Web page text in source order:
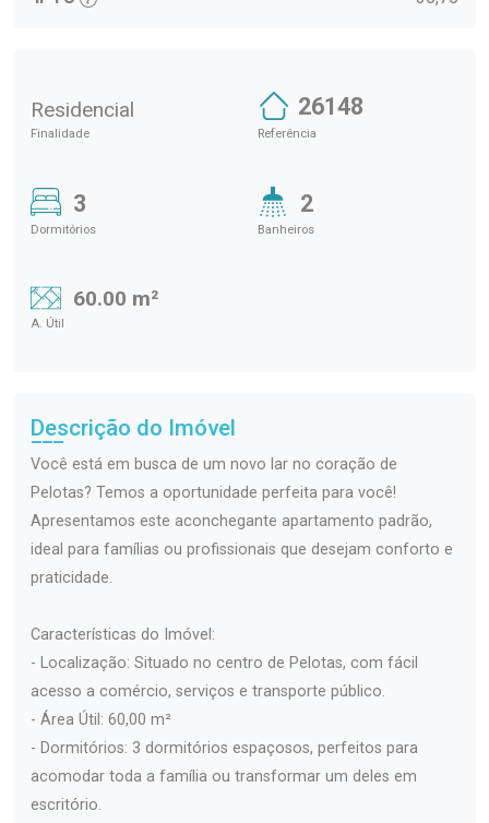
Residencial
Finalidade
26148
Referência
3
Dormitórios
2
Banheiros
60.00 m²
A. Útil
Descrição do Imóvel
Você está em busca de um novo lar no coração de
Pelotas? Temos a oportunidade perfeita para você!
Apresentamos este aconchegante apartamento padrão,
ideal para famílias ou profissionais que desejam conforto e
praticidade.
Características do Imóvel:
- Localização: Situado no centro de Pelotas, com fácil
acesso a comércio, serviços e transporte público.
- Área Útil: 60,00 m²
- Dormitórios: 3 dormitórios espaçosos, perfeitos para
acomodar toda a família ou transformar um deles em
escritório.